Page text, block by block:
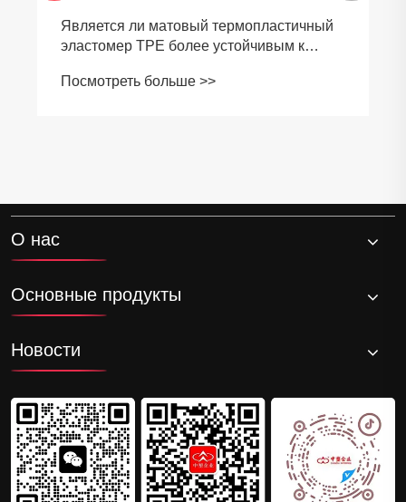
Является ли матовый термопластичный
эластомер TPE более устойчивым к
глянцевой версией?
Посмотреть больше >>
О нас
Основные продукты
Новости